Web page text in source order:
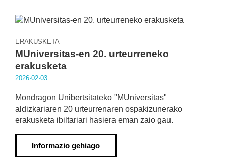
ERAKUSKETA
MUniversitas-en 20. urteurreneko
erakusketa
2026·02·03
Mondragon Unibertsitateko "MUniversitas"
aldizkariaren 20 urteurrenaren ospakizunerako
erakusketa ibiltariari hasiera eman zaio gau.
Informazio gehiago